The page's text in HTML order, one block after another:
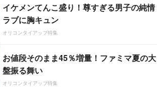
イケメンてんこ盛り！尊すぎる男子の純情
ラブに胸キュン
オリコンタイアップ特集
お値段そのまま45％増量！ファミマ夏の大
盤振る舞い
オリコンタイアップ特集